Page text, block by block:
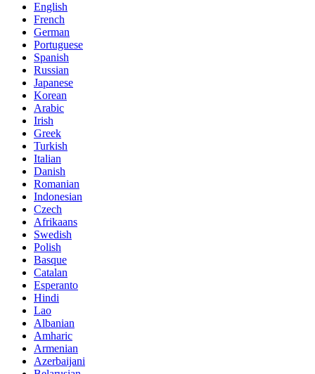
English
French
German
Portuguese
Spanish
Russian
Japanese
Korean
Arabic
Irish
Greek
Turkish
Italian
Danish
Romanian
Indonesian
Czech
Afrikaans
Swedish
Polish
Basque
Catalan
Esperanto
Hindi
Lao
Albanian
Amharic
Armenian
Azerbaijani